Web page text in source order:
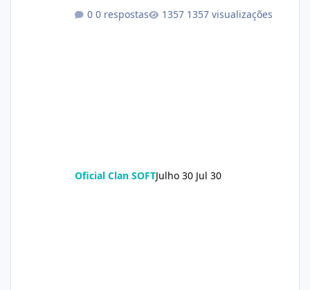
0 respostas
1357 visualizações
Oficial Clan SOFTJulho 30 Jul 30